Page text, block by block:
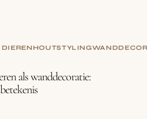
HOUTSTYLING
als wanddecoratie: